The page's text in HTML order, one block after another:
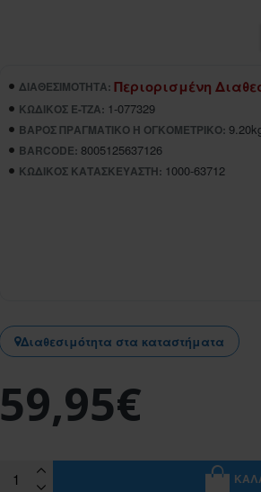
ΔΙΑΘΕΣΙΜΌΤΗΤΑ: Περιορισμένη
ΚΩΔΙΚΌΣ E-TZA: 1-077329
ΒΆΡΟΣ ΠΡΑΓΜΑΤΙΚΌ Ή ΟΓΚΟΜΕΤΡΙΚΌ:
BARCODE: 8005125637126
ΚΩΔΙΚΌΣ ΚΑΤΑΣΚΕΥΑΣΤΉ: 1000-63712
Διαθεσιμότητα στα καταστήματα
59,95€